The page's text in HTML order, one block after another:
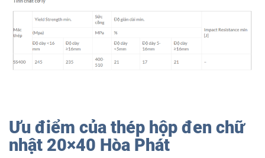
Ưu điểm của thép hộp đen chữ
nhật 20×40 Hòa Phát